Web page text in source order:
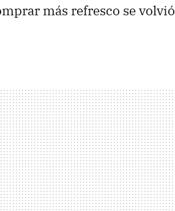
más refresco se volvió